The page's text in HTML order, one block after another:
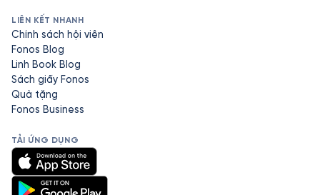
LIÊN KẾT NHANH
Chính sách hội viên
Fonos Blog
Linh Book Blog
Sách giấy Fonos
Quà tặng
Fonos Business
TẢI ỨNG DỤNG